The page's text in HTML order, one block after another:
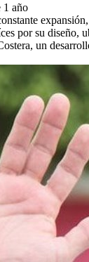
1 año
expansión,
por su diseño,
un